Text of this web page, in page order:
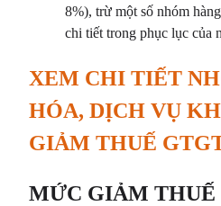
8%), trừ một số nhóm
chi tiết trong phục lục của
XEM CHI TIẾT
HÓA, DỊCH VỤ
GIẢM THUẾ
MỨC GIẢM